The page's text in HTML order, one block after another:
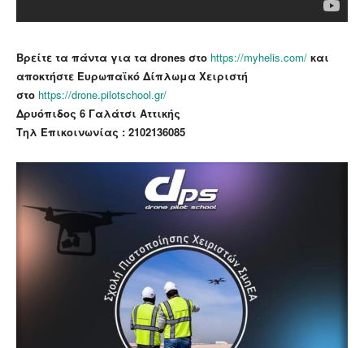
Βρείτε τα πάντα για τα drones στο https://myhelis.com/ και
αποκτήστε Ευρωπαϊκό Δίπλωμα Χειριστή
στο https://drone.pilotschool.gr/
Δρυόπιδος 6 Γαλάτσι Αττικής
Τηλ Επικοινωνίας : 2102136085